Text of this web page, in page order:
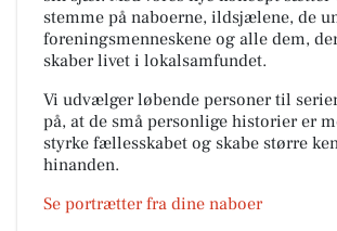
stemme på naboerne, ildsjælene, de
foreningsmenneskene og alle dem,
skaber livet i lokalsamfundet.
Vi udvælger løbende personer til
på, at de små personlige historier er
styrke fællesskabet og skabe større
hinanden.
Se portrætter fra dine naboer